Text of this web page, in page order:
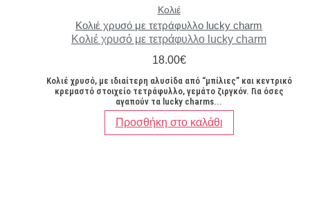
Κολιέ
Κολιέ χρυσό με τετράφυλλο lucky charm
Κολιέ χρυσό με τετράφυλλο lucky charm
18.00€
Κολιέ χρυσό, με ιδιαίτερη αλυσίδα από “μπίλιες” και κεντρικό
κρεμαστό στοιχείο τετράφυλλο, γεμάτο ζιργκόν. Για όσες
αγαπούν τα lucky charms...
Προσθήκη στο καλάθι